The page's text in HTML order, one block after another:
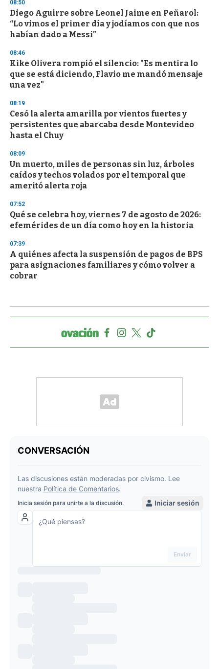
08:50
Diego Aguirre sobre Leonel Jaime en Peñarol:
“Lo vimos el primer día y jodíamos con que nos
habían dado a Messi”
08:46
Kike Olivera rompió el silencio: "Es mentira lo
que se está diciendo, Flavio me mandó mensaje
una vez"
08:19
Cesó la alerta amarilla por vientos fuertes y
persistentes que abarcaba desde Montevideo
hasta el Chuy
08:09
Un muerto, miles de personas sin luz, árboles
caídos y techos volados por el temporal que
ameritó alerta roja
07:52
Qué se celebra hoy, viernes 7 de agosto de 2026:
efemérides de un día como hoy en la historia
07:39
A quiénes afecta la suspensión de pagos de BPS
para asignaciones familiares y cómo volver a
cobrar